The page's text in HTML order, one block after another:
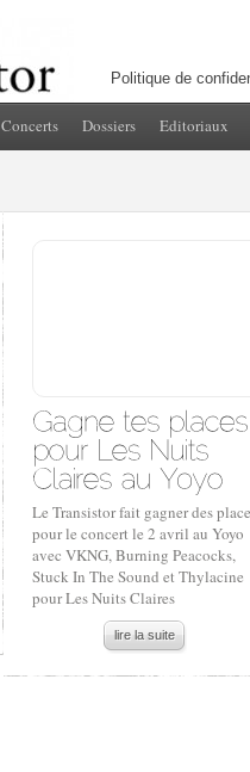
Politique de
Concerts Dossiers Editoriaux
Le Transistor fait gagner des
pour le concert le 2 avril au Yoyo
avec VKNG, Burning Peacocks,
Stuck In The Sound et Thylacine
pour Les Nuits Claires
lire la suite